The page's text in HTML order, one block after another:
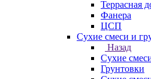
Террасная
Фанера
ЦСП
Сухие смеси и
Назад
Сухие
Грунтовки